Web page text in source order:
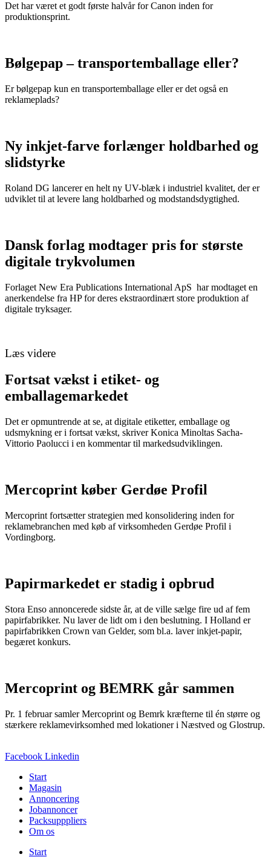
Det har været et godt første halvår for Canon inden for
produktionsprint.
Bølgepap – transportemballage eller?
Er bølgepap kun en transportemballage eller er det også en
reklameplads?
Ny inkjet-farve forlænger holdbarhed og
slidstyrke
Roland DG lancerer en helt ny UV-blæk i industriel kvalitet, der er
udviklet til at levere lang holdbarhed og modstandsdygtighed.
Dansk forlag modtager pris for største
digitale trykvolumen
Forlaget New Era Publications International ApS har modtaget en
anerkendelse fra HP for deres ekstraordinært store produktion af
digitale tryksager.
Læs videre
Fortsat vækst i etiket- og
emballagemarkedet
Det er opmuntrende at se, at digitale etiketter, emballage og
udsmykning er i fortsat vækst, skriver Konica Minoltas Sacha-
Vittorio Paolucci i en kommentar til markedsudviklingen.
Mercoprint køber Gerdøe Profil
Mercoprint fortsætter strategien med konsolidering inden for
reklamebranchen med køb af virksomheden Gerdøe Profil i
Vordingborg.
Papirmarkedet er stadig i opbrud
Stora Enso annoncerede sidste år, at de ville sælge fire ud af fem
papirfabrikker. Nu laver de lidt om i den beslutning. I Holland er
papirfabrikken Crown van Gelder, som bl.a. laver inkjet-papir,
begæret konkurs.
Mercoprint og BEMRK går sammen
Pr. 1 februar samler Mercoprint og Bemrk kræfterne til én større og
stærkere reklamevirksomhed med lokationer i Næstved og Glostrup.
Facebook Linkedin
Start
Magasin
Annoncering
Jobannoncer
Packsupppliers
Om os
Start